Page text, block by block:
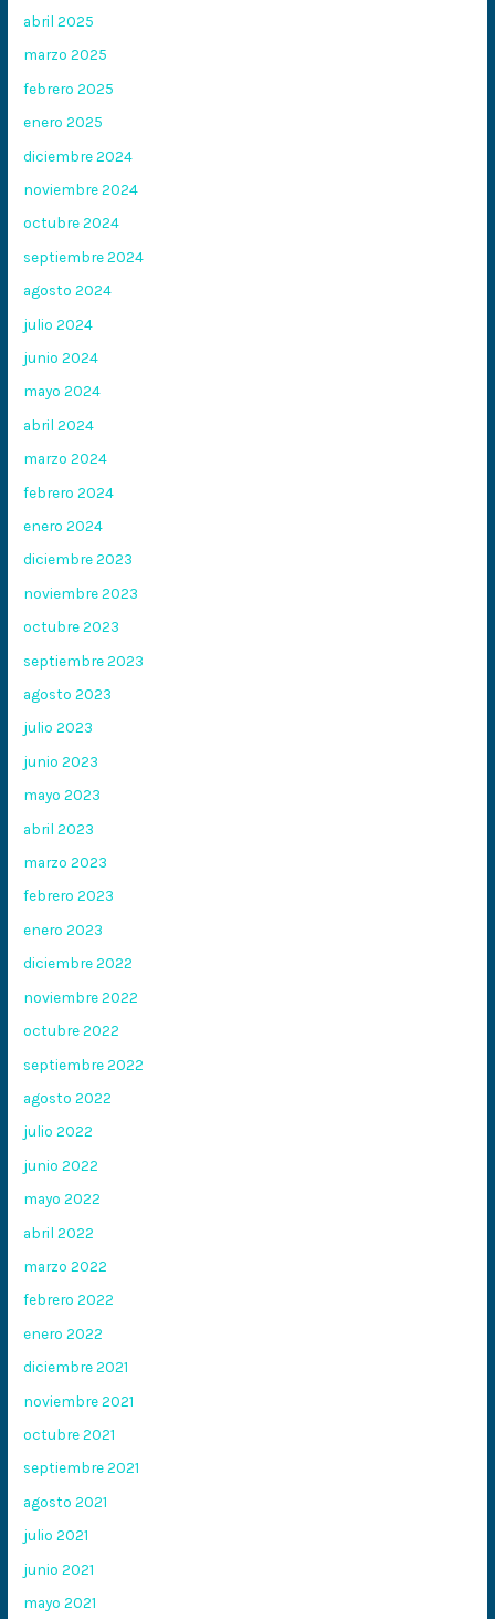
abril 2025
marzo 2025
febrero 2025
enero 2025
diciembre 2024
noviembre 2024
octubre 2024
septiembre 2024
agosto 2024
julio 2024
junio 2024
mayo 2024
abril 2024
marzo 2024
febrero 2024
enero 2024
diciembre 2023
noviembre 2023
octubre 2023
septiembre 2023
agosto 2023
julio 2023
junio 2023
mayo 2023
abril 2023
marzo 2023
febrero 2023
enero 2023
diciembre 2022
noviembre 2022
octubre 2022
septiembre 2022
agosto 2022
julio 2022
junio 2022
mayo 2022
abril 2022
marzo 2022
febrero 2022
enero 2022
diciembre 2021
noviembre 2021
octubre 2021
septiembre 2021
agosto 2021
julio 2021
junio 2021
mayo 2021